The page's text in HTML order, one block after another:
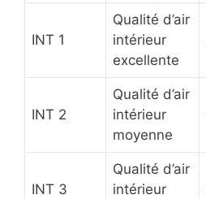
INT 1
Qualité d’air
intérieur
excellente
INT 2
Qualité d’air
intérieur
moyenne
INT 3
Qualité d’air
intérieur